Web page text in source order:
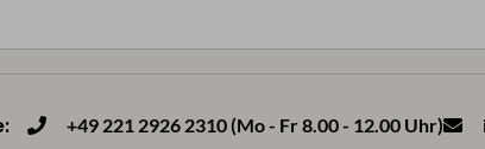
+49 221 2926 2310 (Mo - Fr 8.00 - 12.00 Uhr)